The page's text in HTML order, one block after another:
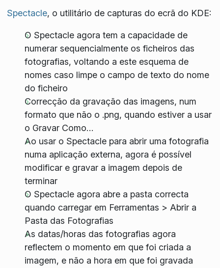
Spectacle, o utilitário de capturas do ecrã do KDE:
O Spectacle agora tem a capacidade de
numerar sequencialmente os ficheiros das
fotografias, voltando a este esquema de
nomes caso limpe o campo de texto do nome
do ficheiro
Correcção da gravação das imagens, num
formato que não o .png, quando estiver a usar
o Gravar Como…
Ao usar o Spectacle para abrir uma fotografia
numa aplicação externa, agora é possível
modificar e gravar a imagem depois de
terminar
O Spectacle agora abre a pasta correcta
quando carregar em Ferramentas > Abrir a
Pasta das Fotografias
As datas/horas das fotografias agora
reflectem o momento em que foi criada a
imagem, e não a hora em que foi gravada